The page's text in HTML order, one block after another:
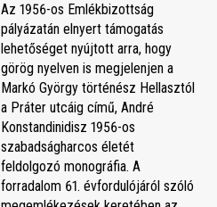
Az 1956-os Emlékbizottság
pályázatán elnyert támogatás
lehetőséget nyújtott arra, hogy
görög nyelven is megjelenjen a
Markó György történész Hellasztól
a Práter utcáig című, André
Konstandinidisz 1956-os
szabadságharcos életét
feldolgozó monográfia. A
forradalom 61. évfordulójáról szóló